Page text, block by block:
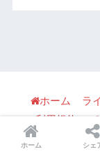
ホーム ラ
利用規約
ホーム シェ